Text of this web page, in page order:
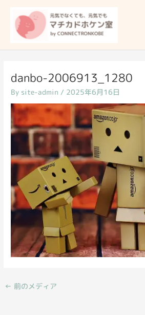
danbo-2006913_1280
By site-admin / 2025年6月16日
← 前のメディア